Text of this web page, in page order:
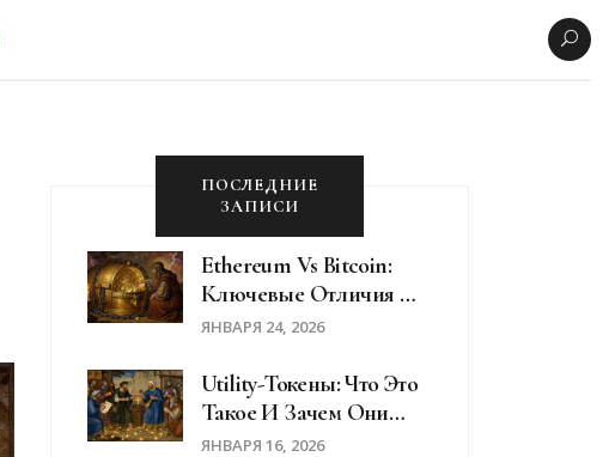
ПОСЛЕДНИЕ
ЗАПИСИ
Ethereum Vs Bitcoin:
Ключевые Отличия И
Возможности В 2026
ЯНВАРЯ 24, 2026
Utility-Токены: Что Это
Такое И Зачем Они
Нужны В Блокчейн-
ЯНВАРЯ 16, 2026